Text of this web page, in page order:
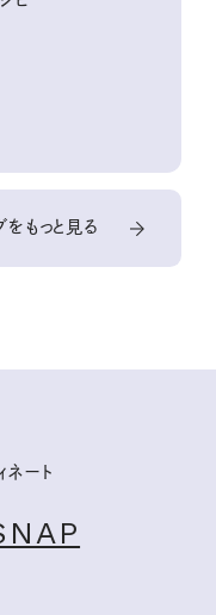
をもっと見る
ネート